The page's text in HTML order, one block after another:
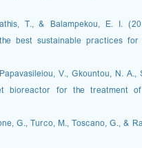
T., & Balampekou, E. I.
best sustainable practices
V., Gkountou, N.
bioreactor for the treatment
G., Turco, M., Toscano, G., &